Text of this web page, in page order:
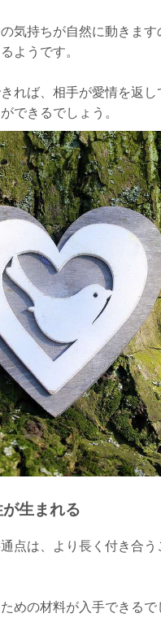
気持ちが自然に動きま
ようです。
れば、相手が愛情を返
できるでしょう。
生まれる
点は、より長く付き合う
めの材料が入手できるで